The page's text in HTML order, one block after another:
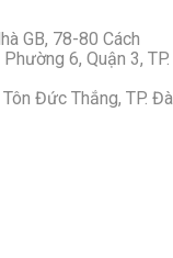
GB, 78-80 Cách
6, Quận 3, TP.
Đức Thắng, TP. Đà